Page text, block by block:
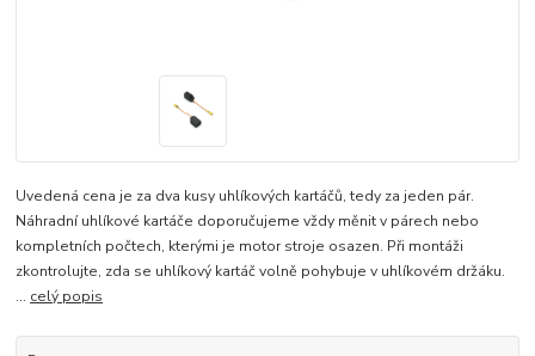
Uvedená cena je za dva kusy uhlíkových kartáčů, tedy za jeden pár.
Náhradní uhlíkové kartáče doporučujeme vždy měnit v párech nebo
kompletních počtech, kterými je motor stroje osazen. Při montáži
zkontrolujte, zda se uhlíkový kartáč volně pohybuje v uhlíkovém držáku.
... celý popis